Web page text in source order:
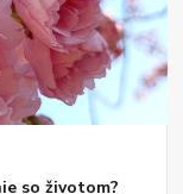
so životom?